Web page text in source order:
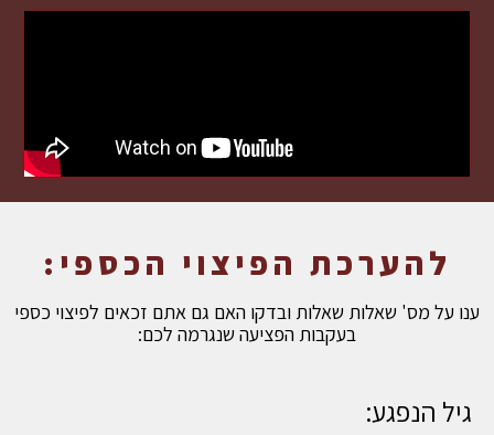
להערכת הפיצוי הכספי:
ענו על מס' שאלות שאלות ובדקו האם גם אתם זכאים לפיצוי כספי
בעקבות הפציעה שנגרמה לכם:
גיל הנפגע: